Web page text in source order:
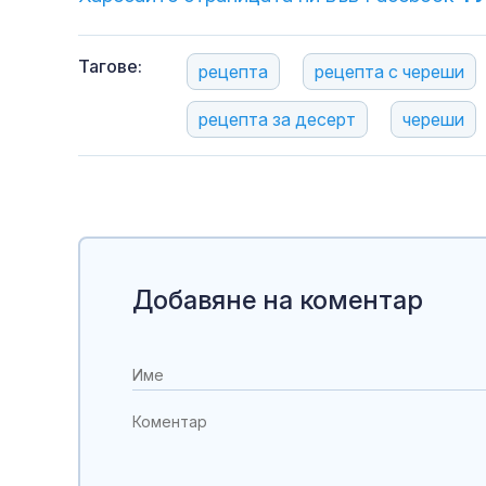
Тагове: рецепта рецепта с череши
рецепта за десерт череши
Добавяне на коментар